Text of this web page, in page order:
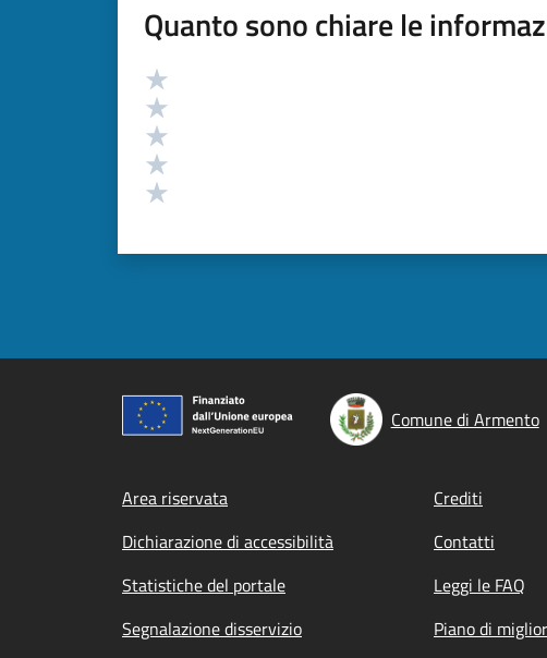
Quanto sono chiare le
Valutazione
Comune di Armento
Footer menu
Area riservata Crediti
Dichiarazione di accessibilità
Contatti
Statistiche del portale
Leggi le FAQ
Segnalazione disservizio
Piano di